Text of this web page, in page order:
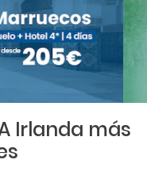
Irlanda más